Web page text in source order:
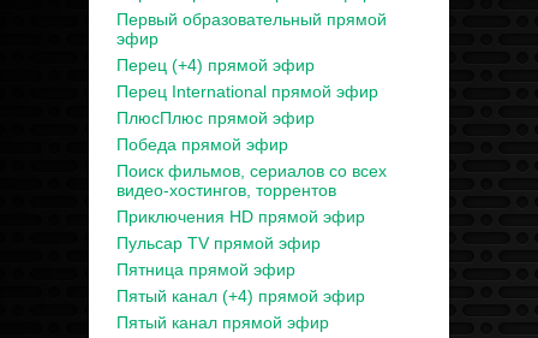
Первый образовательный прямой
эфир
Перец (+4) прямой эфир
Перец International прямой эфир
ПлюсПлюс прямой эфир
Победа прямой эфир
Поиск фильмов, сериалов со всех
видео-хостингов, торрентов
Приключения HD прямой эфир
Пульсар TV прямой эфир
Пятница прямой эфир
Пятый канал (+4) прямой эфир
Пятый канал прямой эфир